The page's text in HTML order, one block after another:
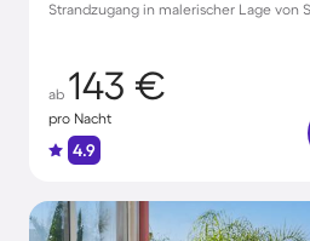
Strandzugang in malerischer Lage von
ab 143 €
pro Nacht
4.9